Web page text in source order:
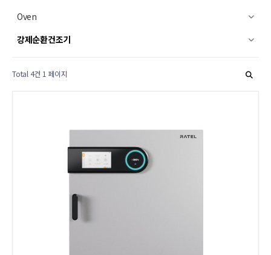
Oven
강제순환건조기
Total 4건 1 페이지